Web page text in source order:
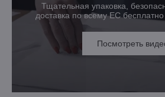
Тщательная упаковка,
доставка по всему ЕС бесплатно
Посмотреть